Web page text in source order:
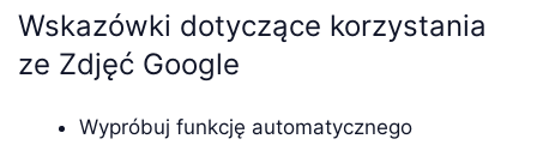
Wskazówki dotyczące korzystania
ze Zdjęć Google
Wypróbuj funkcję automatycznego